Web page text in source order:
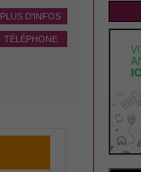
PLUS D'INFOS
TÉLÉPHONE